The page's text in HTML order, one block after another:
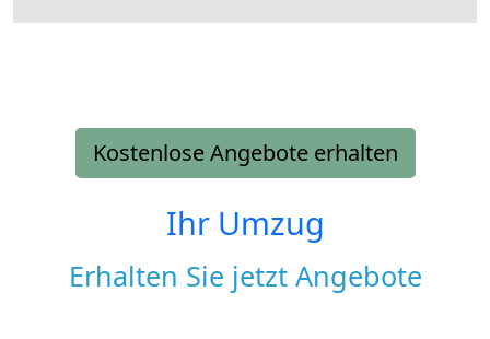
Kostenlose Angebote erhalten
Ihr Umzug
Erhalten Sie jetzt Angebote